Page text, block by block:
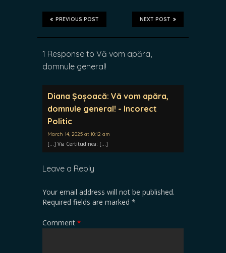
NEXT POST
PREVIOUS POST
1 Response to Vă vom apăra,
domnule general!
Diana Șoșoacă: Vă vom apăra,
domnule general! - Incorect
Politic
March 14, 2025 at 10:12 am
[…] Via Certitudinea: […]
Leave a Reply
Your email address will not be published.
Required fields are marked *
Comment *